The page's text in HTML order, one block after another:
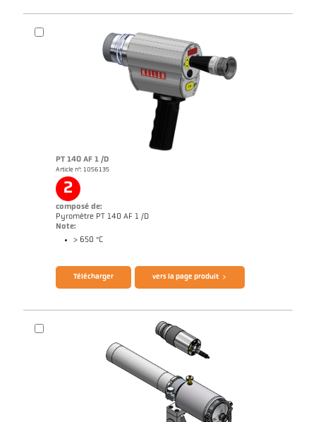
PT 140 AF 1 /D
Article n°: 1056135
2
composé de:
Pyromètre PT 140 AF 1 /D
Note:
> 650 °C
Brochure CellaPort PT Questionnaire thermomètres infrarouges
Télécharger vers la page produit